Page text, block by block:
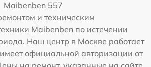
Maibenben 557
и техническим
Maibenben по истечении
Наш центр в Москве работает
официальной авторизации от
на ремонт, указанные на сайте,